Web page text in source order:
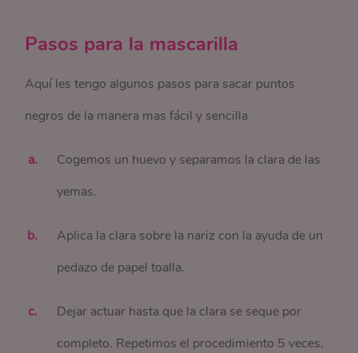
Pasos para la mascarilla
Aquí les tengo algunos pasos para sacar puntos
negros de la manera mas fácil y sencilla
Cogemos un huevo y separamos la clara de las
yemas.
Aplica la clara sobre la nariz con la ayuda de un
pedazo de papel toalla.
Dejar actuar hasta que la clara se seque por
completo. Repetimos el procedimiento 5 veces.